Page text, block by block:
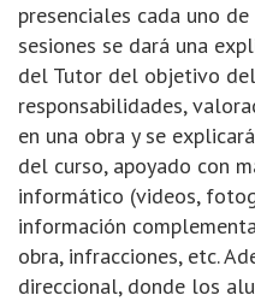
presenciales cada uno
sesiones se dará una
del Tutor del objetivo
responsabilidades,
en una obra y se
del curso, apoyado con
informático (videos,
información
obra, infracciones, etc.
direccional, donde los